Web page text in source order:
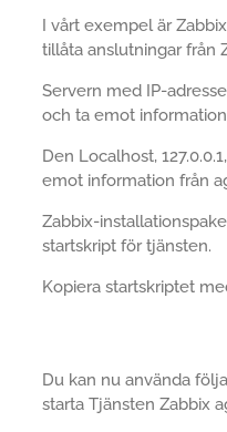
I vårt exempel är
tillåta anslutningar från
Servern med IP-
och ta emot
Den Localhost,
emot information från
Zabbix-
startskript för tjänsten.
Kopiera startskriptet
Du kan nu använda
starta Tjänsten Zabbix